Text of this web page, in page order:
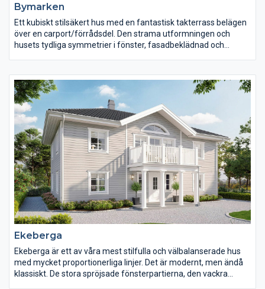
Bymarken
Ett kubiskt stilsäkert hus med en fantastisk takterrass belägen
över en carport/förrådsdel. Den strama utformningen och
husets tydliga symmetrier i fönster, fasadbeklädnad och
vackert och naturligt blickfång i de stora vita ytorna.
Ekeberga
Ekeberga är ett av våra mest stilfulla och välbalanserade hus
med mycket proportionerliga linjer. Det är modernt, men ändå
klassiskt. De stora spröjsade fönsterpartierna, den vackra